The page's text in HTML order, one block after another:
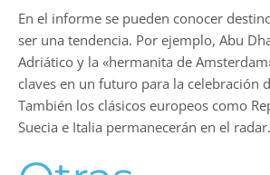
En el informe se pueden conocer
ser una tendencia. Por ejemplo, Abu
Adriático y la «hermanita de
claves en un futuro para la celebración
También los clásicos europeos como
Suecia e Italia permanecerán en el radar.